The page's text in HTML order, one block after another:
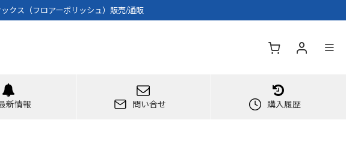
クス（フロアーポリッシュ）販売/通販
新情報 問い合せ 購入履歴